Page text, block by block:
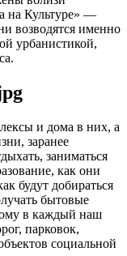
на Культуре» —
возводятся именно
урбанистикой,
и дома в них, а
заранее
заниматься
как они
будут добираться
бытовые
в каждый наш
парковок,
социальной